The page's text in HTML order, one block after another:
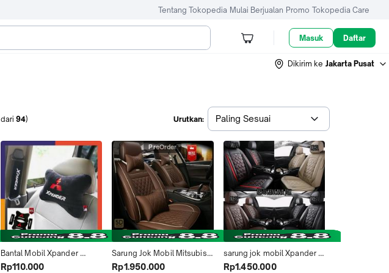
Tentang Tokopedia Mulai Berjualan Promo Tokopedia Care
Masuk Daftar
Dikirim ke Jakarta Pusat
dari 94) Urutkan: Paling Sesuai
Bantal Mobil Xpander
sport/Bantal Sandaran
Rp110.000
PreOrder
Sarung Jok Mobil Mitsubishi
Xpander Pajero Sport 2017
Rp1.950.000
sarung jok mobil Xpander
ultimate cross sport
Rp1.450.000